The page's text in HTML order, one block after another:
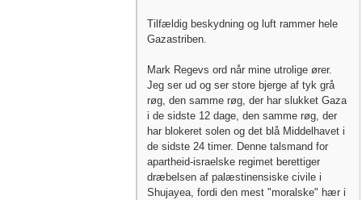
Tilfældig beskydning og luft rammer hele
Gazastriben.
Mark Regevs ord når mine utrolige ører.
Jeg ser ud og ser store bjerge af tyk grå
røg, den samme røg, der har slukket Gaza
i de sidste 12 dage, den samme røg, der
har blokeret solen og det blå Middelhavet i
de sidste 24 timer. Denne talsmand for
apartheid-israelske regimet berettiger
dræbelsen af ​​palæstinensiske civile i
Shujayea, fordi den mest "moralske" hær i